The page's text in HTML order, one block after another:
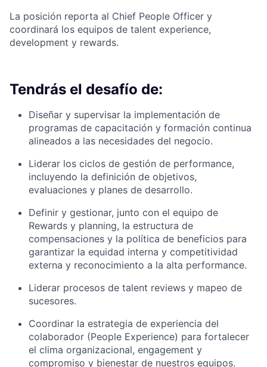
La posición reporta al Chief People Officer y
coordinará los equipos de talent experience,
development y rewards.
Tendrás el desafío de:
Diseñar y supervisar la implementación de
programas de capacitación y formación continua
alineados a las necesidades del negocio.
Liderar los ciclos de gestión de performance,
incluyendo la definición de objetivos,
evaluaciones y planes de desarrollo.
Definir y gestionar, junto con el equipo de
Rewards y planning, la estructura de
compensaciones y la política de beneficios para
garantizar la equidad interna y competitividad
externa y reconocimiento a la alta performance.
Liderar procesos de talent reviews y mapeo de
sucesores.
Coordinar la estrategia de experiencia del
colaborador (People Experience) para fortalecer
el clima organizacional, engagement y
compromiso y bienestar de nuestros equipos.